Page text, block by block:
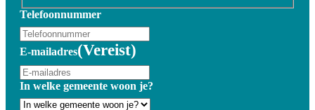
Telefoonnummer
E-mailadres(Vereist)
In welke gemeente woon je?